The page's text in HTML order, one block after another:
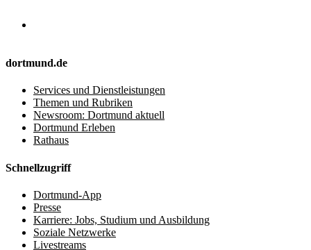
dortmund.de
Services und Dienstleistungen
Themen und Rubriken
Newsroom: Dortmund aktuell
Dortmund Erleben
Rathaus
Schnellzugriff
Dortmund-App
Presse
Karriere: Jobs, Studium und Ausbildung
Soziale Netzwerke
Livestreams